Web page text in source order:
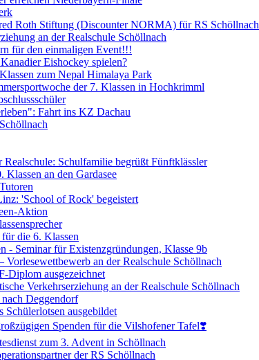
Roth Stiftung (Discounter NORMA) für RS Schöllnach
an der Realschule Schöllnach
für den einmaligen Event!!!
Eishockey spielen?
zum Nepal Himalaya Park
der 7. Klassen in Hochkrimml
Fahrt ins KZ Dachau
Realschule: Schulfamilie begrüßt Fünftklässler
Klassen an den Gardasee
'School of Rock' begeistert
Aktion
die 6. Klassen
- Seminar für Existenzgründungen, Klasse 9b
Vorlesewettbewerb an der Realschule Schöllnach
Diplom ausgezeichnet
Verkehrserziehung an der Realschule Schöllnach
Deggendorf
Schülerlotsen ausgebildet
Spenden für die Vilshofener Tafel❣️
zum 3. Advent in Schöllnach
der RS Schöllnach